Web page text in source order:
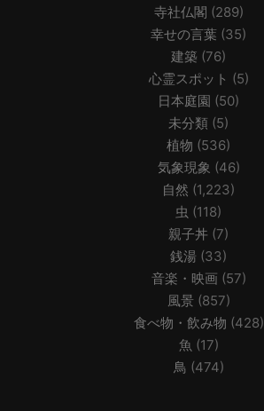
寺社仏閣 (289)
幸せの言葉 (35)
建築 (76)
心霊スポット (5)
日本庭園 (50)
未分類 (5)
植物 (536)
気象現象 (46)
自然 (1,223)
虫 (118)
親子丼 (7)
銭湯 (33)
音楽・映画 (57)
風景(857)
食べ物・飲み物 (428)
魚 (17)
鳥 (474)